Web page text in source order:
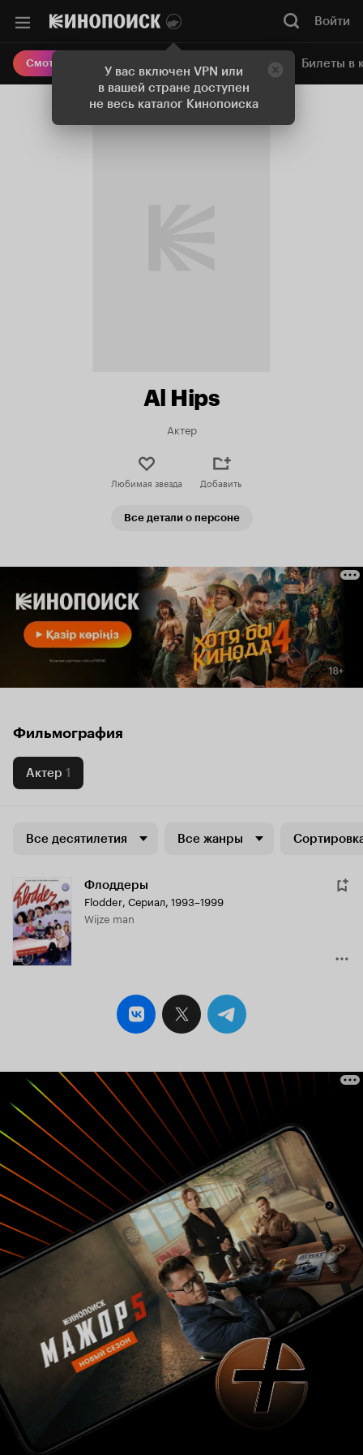
У вас включен VPN или
в вашей стране доступен
не весь каталог Кинопоиска
Войти
Смотреть кино Онлайн-кинотеатр Билеты в
Al Hips
Актер
Любимая звезда Добавить
Все детали о персоне
Фильмография
Актер 1
Все десятилетия Все жанры
Флоддеры
Flodder, Сериал, 1993–1999
Wijze man